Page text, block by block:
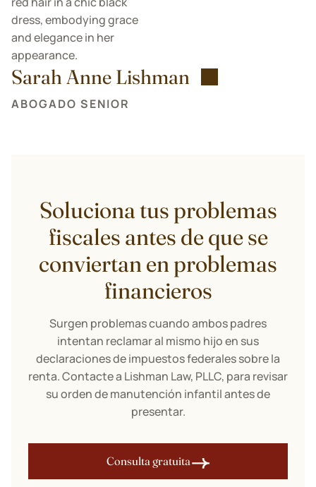
Sarah Anne Lishman
ABOGADO SENIOR
Soluciona tus problemas
fiscales antes de que se
conviertan en problemas
financieros
Surgen problemas cuando ambos padres
intentan reclamar al mismo hijo en sus
declaraciones de impuestos federales sobre la
renta. Contacte a Lishman Law, PLLC, para revisar
su orden de manutención infantil antes de
presentar.
Consulta gratuita